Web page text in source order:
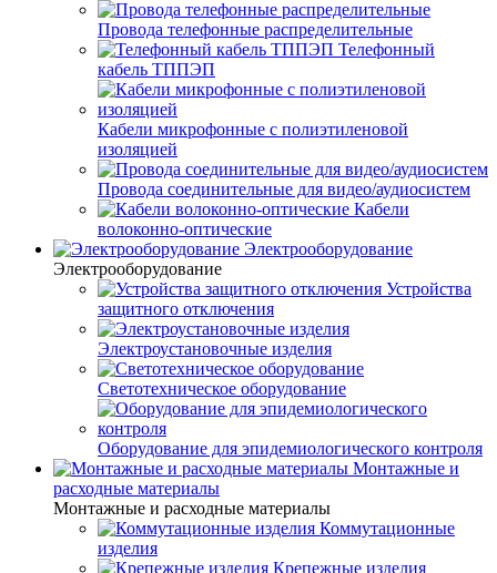
Провода телефонные распределительные
Телефонный
кабель ТППЭП
Кабели микрофонные с полиэтиленовой
изоляцией
Провода соединительные для видео/аудиосистем
Кабели
волоконно-оптические
Электрооборудование
Электрооборудование
Устройства
защитного отключения
Электроустановочные изделия
Светотехническое оборудование
Оборудование для эпидемиологического контроля
Монтажные и
расходные материалы
Монтажные и расходные материалы
Коммутационные
изделия
Крепежные изделия